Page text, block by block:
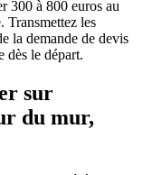
300 à 800 euros au
Transmettez les
la demande de devis
dès le départ.
sur
du mur,